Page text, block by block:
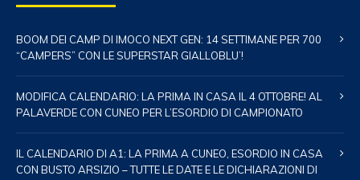
BOOM DEI CAMP DI IMOCO NEXT GEN: 14 SETTIMANE PER 700
“CAMPERS” CON LE SUPERSTAR GIALLOBLU’!
MODIFICA CALENDARIO: LA PRIMA IN CASA IL 4 OTTOBRE! AL
PALAVERDE CON CUNEO PER L’ESORDIO DI CAMPIONATO
IL CALENDARIO DI A1: LA PRIMA A CUNEO, ESORDIO IN CASA
CON BUSTO ARSIZIO – TUTTE LE DATE E LE DICHIARAZIONI DI